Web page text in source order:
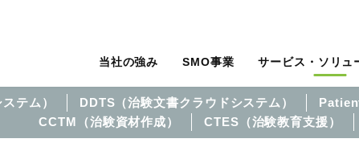
当社の強み SMO事業 サービス・ソリュ
テム） DDTS（治験文書クラウドシステム）
CCTM（治験資材作成）
CTES（治験教育支援）